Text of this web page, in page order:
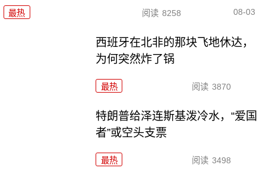
最热 阅读 8258 08-03
西班牙在北非的那块飞地休达，
为何突然炸了锅
最热 阅读 3870
特朗普给泽连斯基泼冷水，“爱国
者”或空头支票
最热 阅读 3498